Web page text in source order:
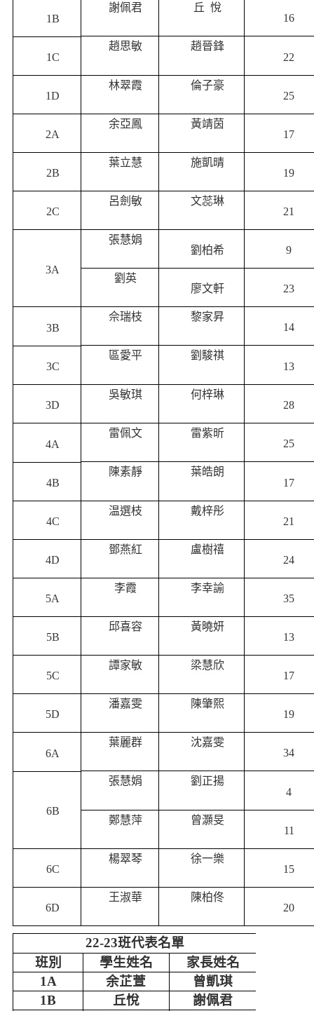
1B
謝佩君
丘 悅
16
1C
趙思敏
趙晉鋒
22
1D
林翠霞
倫子豪
25
2A
余亞鳳
黃靖茵
17
2B
葉立慧
施凱晴
19
2C
呂劍敏
文蕊琳
21
3A
張慧娟
劉柏希
9
劉英
廖文軒
23
3B
佘瑞枝
黎家昇
14
3C
區愛平
劉駿祺
13
3D
吳敏琪
何梓琳
28
4A
雷佩文
雷紫昕
25
4B
陳素靜
葉皓朗
17
4C
温選枝
戴梓彤
21
4D
鄧燕紅
盧樹禧
24
5A
李霞
李幸諭
35
5B
邱喜容
黃曉妍
13
5C
譚家敏
梁慧欣
17
5D
潘嘉雯
陳肇熙
19
6A
葉麗群
沈嘉雯
34
6B
張慧娟
劉正揚
4
鄭慧萍
曾灝旻
11
6C
楊翠琴
徐一樂
15
6D
王淑華
陳柏佟
20
22-23班代表名單
班別
學生姓名
家長姓名
1A
余芷萱
曾凱琪
1B
丘悅
謝佩君